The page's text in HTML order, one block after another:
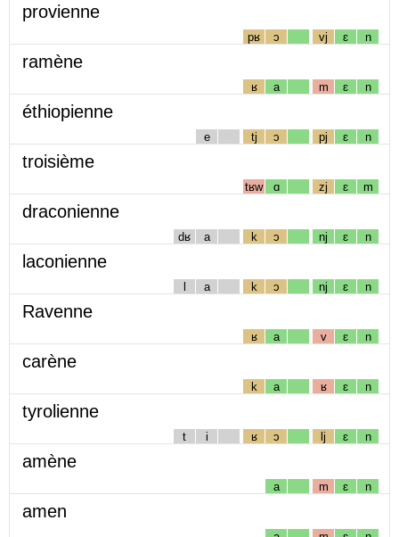
provienne
pʁ ɔ vj ɛ n
ramène
ʁ a m ɛ n
éthiopienne
e tj ɔ pj ɛ n
troisième
tʁw ɑ zj ɛ m
draconienne
dʁ a k ɔ nj ɛ n
laconienne
l a k ɔ nj ɛ n
Ravenne
ʁ a v ɛ n
carène
k a ʁ ɛ n
tyrolienne
t i ʁ ɔ lj ɛ n
amène
a m ɛ n
amen